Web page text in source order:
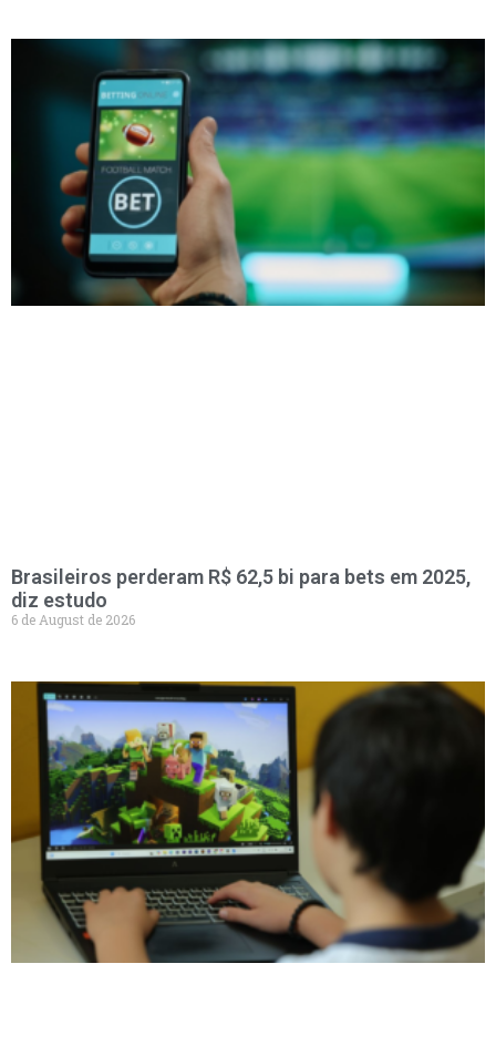
Brasileiros perderam R$ 62,5 bi para bets em 2025,
diz estudo
6 de August de 2026